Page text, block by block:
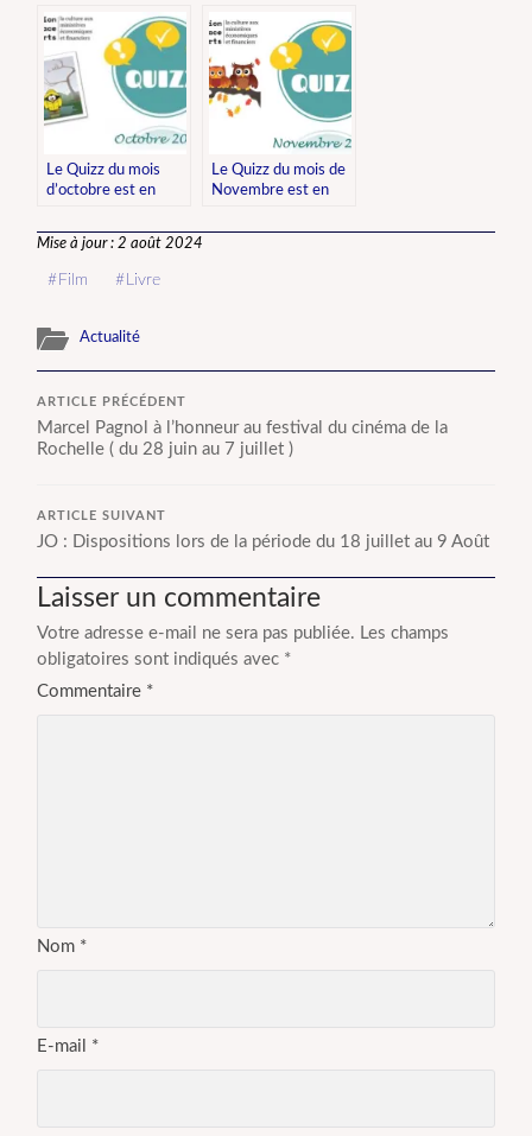
Le Quizz du mois
d’octobre est en
Le Quizz du mois de
Novembre est en
Mise à jour : 2 août 2024
Film Livre
Actualité
ARTICLE PRÉCÉDENT
Marcel Pagnol à l’honneur au festival du cinéma de la
Rochelle ( du 28 juin au 7 juillet )
ARTICLE SUIVANT
JO : Dispositions lors de la période du 18 juillet au 9 Août
Laisser un commentaire
Votre adresse e-mail ne sera pas publiée. Les champs
obligatoires sont indiqués avec *
Commentaire *
Nom *
E-mail *